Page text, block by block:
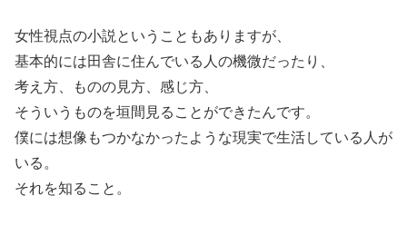
女性視点の小説ということもありますが、
基本的には田舎に住んでいる人の機微だったり、
考え方、ものの見方、感じ方、
そういうものを垣間見ることができたんです。
僕には想像もつかなかったような現実で生活している人が
いる。
それを知ること。